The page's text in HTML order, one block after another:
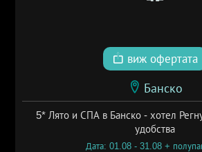
виж офертата
Банско
5* Лято и СПА в Банско - хотел
удобства
Дата: 01.08 - 31.08 +